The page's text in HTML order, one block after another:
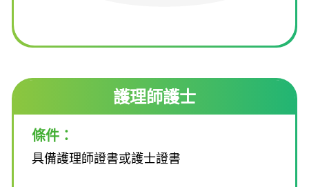
護理師護士
條件：
具備護理師證書或護士證書